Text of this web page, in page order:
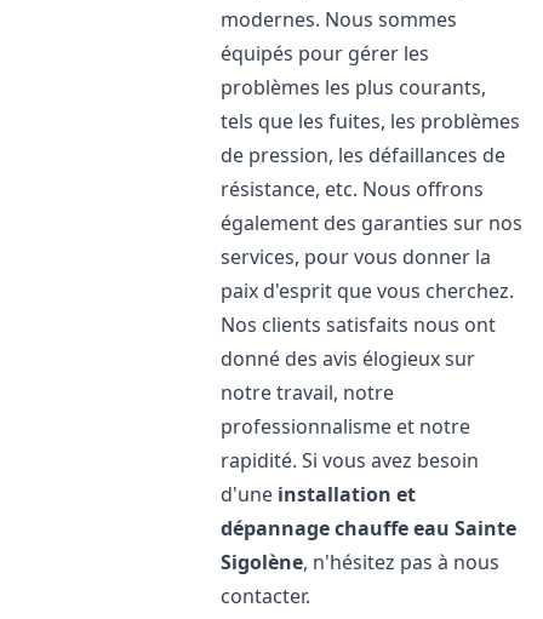
modernes. Nous sommes
équipés pour gérer les
problèmes les plus courants,
tels que les fuites, les problèmes
de pression, les défaillances de
résistance, etc. Nous offrons
également des garanties sur nos
services, pour vous donner la
paix d'esprit que vous cherchez.
Nos clients satisfaits nous ont
donné des avis élogieux sur
notre travail, notre
professionnalisme et notre
rapidité. Si vous avez besoin
d'une installation et
dépannage chauffe eau Sainte
Sigolène, n'hésitez pas à nous
contacter.